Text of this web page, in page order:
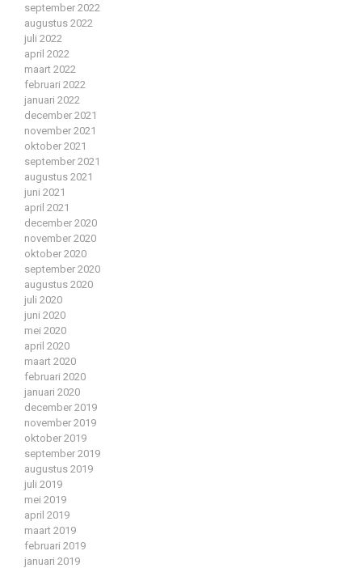
september 2022
augustus 2022
juli 2022
april 2022
maart 2022
februari 2022
januari 2022
december 2021
november 2021
oktober 2021
september 2021
augustus 2021
juni 2021
april 2021
december 2020
november 2020
oktober 2020
september 2020
augustus 2020
juli 2020
juni 2020
mei 2020
april 2020
maart 2020
februari 2020
januari 2020
december 2019
november 2019
oktober 2019
september 2019
augustus 2019
juli 2019
mei 2019
april 2019
maart 2019
februari 2019
januari 2019